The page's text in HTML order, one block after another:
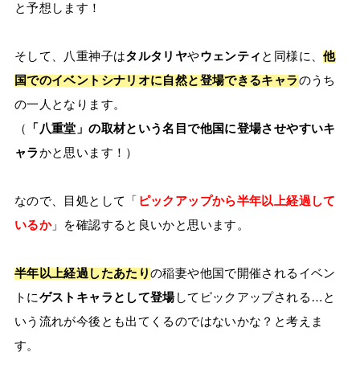
と予想します！
そして、八重神子はタルタリヤやウェンティ と同様に、他
国でのイベントシナリオに自然と登場できるキャラのうち
の一人となります。
（
「八重堂」の取材という名目で他国に登場させやすいキ
ャラかと思います！）
なので、目処として「 ピックアップから半年以上経過して
いるか」を確認すると良いかと思います。
半年以上経過したあたりの稲妻や他国で開催されるイベン
トにゲストキャラとして登場してピックアップされる…と
いう流れが今後とも出てくるのではないかな？と考えま
す。